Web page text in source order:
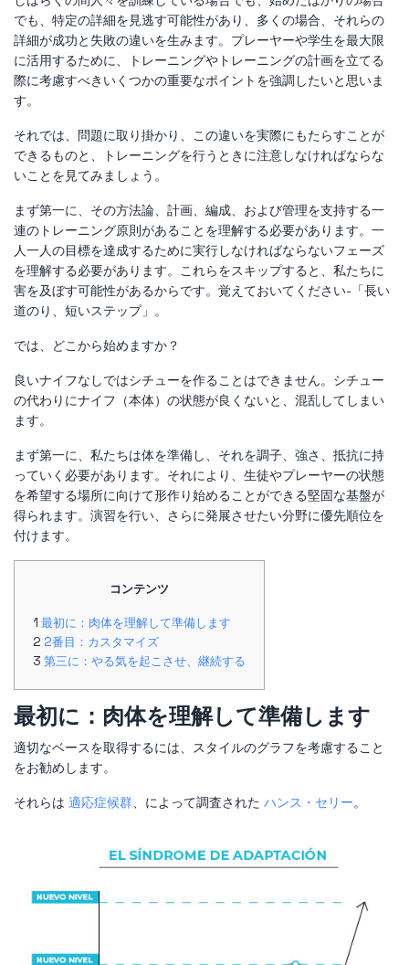
でも、特定の詳細を見逃す可能性があり、多くの場合、それらの
詳細が成功と失敗の違いを生みます。プレーヤーや学生を最大限
に活用するために、トレーニングやトレーニングの計画を立てる
際に考慮すべきいくつかの重要なポイントを強調したいと思いま
す。
それでは、問題に取り掛かり、この違いを実際にもたらすことが
できるものと、トレーニングを行うときに注意しなければならな
いことを見てみましょう。
まず第一に、その方法論、計画、編成、および管理を支持する一
連のトレーニング原則があることを理解する必要があります。一
人一人の目標を達成するために実行しなければならないフェーズ
を理解する必要があります。これらをスキップすると、私たちに
害を及ぼす可能性があるからです。覚えておいてください-「長い
道のり、短いステップ」。
では、どこから始めますか？
良いナイフなしではシチューを作ることはできません。シチュー
の代わりにナイフ（本体）の状態が良くないと、混乱してしまい
ます。
まず第一に、私たちは体を準備し、それを調子、強さ、抵抗に持
っていく必要があります。それにより、生徒やプレーヤーの状態
を希望する場所に向けて形作り始めることができる堅固な基盤が
得られます。演習を行い、さらに発展させたい分野に優先順位を
付けます。
コンテンツ
最初に：肉体を理解して準備します
2番目：カスタマイズ
第三に：やる気を起こさせ、継続する
最初に：肉体を理解して準備します
適切なベースを取得するには、スタイルのグラフを考慮すること
をお勧めします。
それらは 適応症候群、によって調査された ハンス・セリー。